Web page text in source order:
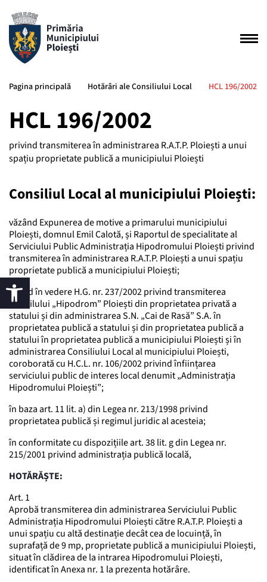
Pagina principală Hotărâri ale Consiliului Local HCL 196/2002
HCL 196/2002
privind transmiterea în administrarea R.A.T.P. Ploiești a unui
spațiu proprietate publică a municipiului Ploiești
Consiliul Local al municipiului Ploiești:
văzând Expunerea de motive a primarului municipiului
Ploiești, domnul Emil Calotă, și Raportul de specialitate al
Serviciului Public Administrația Hipodromului Ploiești privind
transmiterea în administrarea R.A.T.P. Ploiești a unui spațiu
proprietate publică a municipiului Ploiești;
având în vedere H.G. nr. 237/2002 privind transmiterea
imobilului „Hipodrom” Ploiești din proprietatea privată a
statului și din administrarea S.N. „Cai de Rasă” S.A. în
proprietatea publică a statului și din proprietatea publică a
statului în proprietatea publică a municipiului Ploiești și în
administrarea Consiliului Local al municipiului Ploiești,
coroborată cu H.C.L. nr. 106/2002 privind înființarea
serviciului public de interes local denumit „Administrația
Hipodromului Ploiești”;
în baza art. 11 lit. a) din Legea nr. 213/1998 privind
proprietatea publică și regimul juridic al acesteia;
în conformitate cu dispozițiile art. 38 lit. g din Legea nr.
215/2001 privind administrația publică locală,
HOTĂRĂȘTE:
Art. 1
Aprobă transmiterea din administrarea Serviciului Public
Administrația Hipodromului Ploiești către R.A.T.P. Ploiești a
unui spațiu cu altă destinație decât cea de locuință, în
suprafață de 9 mp, proprietate publică a municipiului Ploiești,
situat în clădirea de la intrarea Hipodromului Ploiești,
identificat în Anexa nr. 1 la prezenta hotărâre.